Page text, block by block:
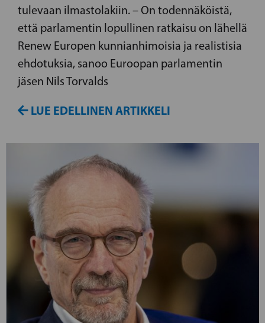
tulevaan ilmastolakiin. – On todennäköistä,
että parlamentin lopullinen ratkaisu on lähellä
Renew Europen kunnianhimoisia ja realistisia
ehdotuksia, sanoo Euroopan parlamentin
jäsen Nils Torvalds
LUE EDELLINEN ARTIKKELI